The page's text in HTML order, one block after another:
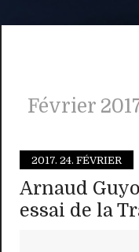
Février
2017. 24. FÉVRIER
Arnaud
essai de la